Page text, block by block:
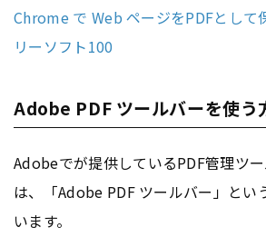
Chrome で Web ページをPDFとして
リーソフト100
Adobe PDF ツールバーを使う
Adobeでが提供しているPDF管理ツ
は、「Adobe PDF ツールバー」とい
います。